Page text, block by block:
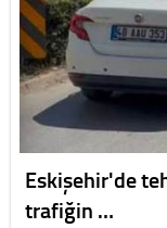
Eskişehir'de
trafiğin …